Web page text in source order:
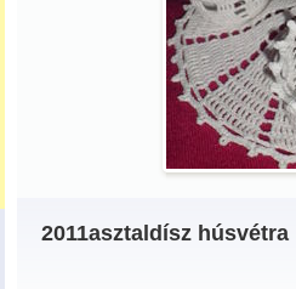
2011asztaldísz húsvétra